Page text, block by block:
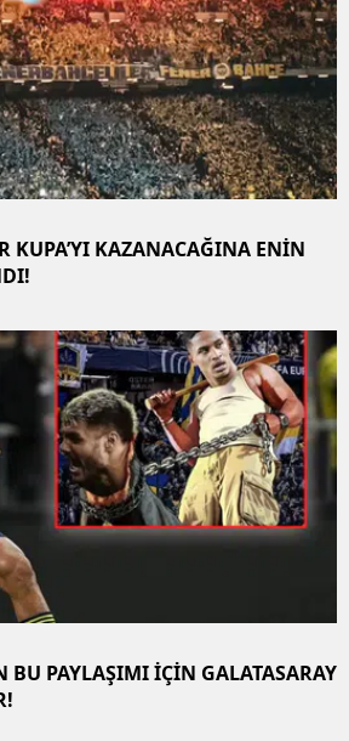
KUPA’YI KAZANACAĞINA ENİN
BU PAYLAŞIMI İÇİN GALATASARAY